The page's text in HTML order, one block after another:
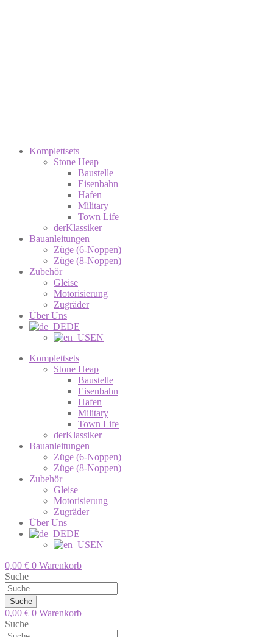
Komplettsets
Stone Heap
Baustelle
Eisenbahn
Hafen
Military
Town Life
derKlassiker
Bauanleitungen
Züge (6-Noppen)
Züge (8-Noppen)
Zubehör
Gleise
Motorisierung
Zugräder
Über Uns
DE
EN
Komplettsets
Stone Heap
Baustelle
Eisenbahn
Hafen
Military
Town Life
derKlassiker
Bauanleitungen
Züge (6-Noppen)
Züge (8-Noppen)
Zubehör
Gleise
Motorisierung
Zugräder
Über Uns
DE
EN
0,00 € 0 Warenkorb
Suche
Suche
0,00 € 0 Warenkorb
Suche